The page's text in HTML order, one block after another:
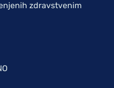
zdravstvenim